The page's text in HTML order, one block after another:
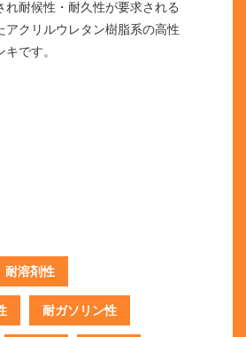
れ耐候性・耐久性が要求される
アクリルウレタン樹脂系の高性
です。
耐溶剤性
耐ガソリン性